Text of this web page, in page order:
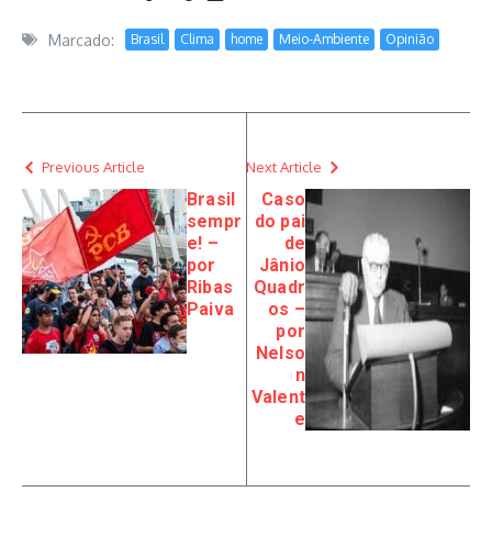
Marcado: Brasil Clima home Meio-Ambiente Opinião
Previous Article
Brasil
sempr
e! –
por
Ribas
Paiva
Next Article
Caso
do pai
de
Jânio
Quadr
os –
por
Nelso
n
Valent
e